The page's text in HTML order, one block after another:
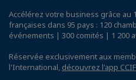
Accélérez votre business grâce
françaises dans 95 pays : 120
événements | 300 comités | 1 200
Réservée exclusivement aux
l'International, découvrez l'app